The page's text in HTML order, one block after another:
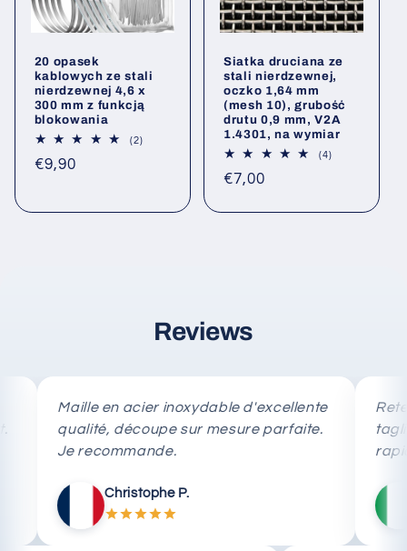
20 opasek
kablowych ze stali
nierdzewnej 4,6 x
300 mm z funkcją
blokowania
(2)2
Cena
€9,90
Siatka druciana ze
stali nierdzewnej,
oczko 1,64 mm
(mesh 10), grubość
drutu 0,9 mm, V2A
1.4301, na wymiar
(4)4
Cena
€7,00
Reviews
Maille en acier inoxydable d'excellente
qualité, découpe sur mesure parfaite.
Je recommande.
Christophe P.
Rete in
taglio su
rapida.